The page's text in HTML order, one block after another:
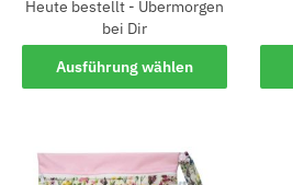
Heute bestellt - Übermorgen
bei Dir
Ausführung wählen